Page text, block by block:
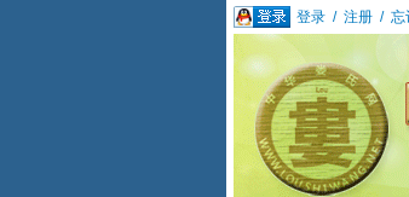
登录/ 注册/ 忘